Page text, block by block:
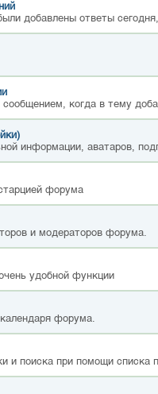
добавлены ответы
когда в тему
информации, аватаров,
форума
и модераторов форума.
удобной функции
форума.
и поиска при помощи списка